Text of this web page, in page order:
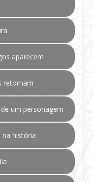
aparecem
retornam
um personagem
na história